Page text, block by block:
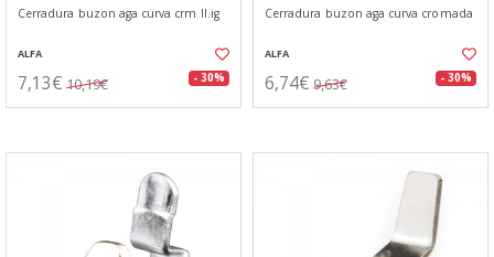
Cerradura buzon aga curva crm ll.ig
ALFA
7,13€ 10,19€ - 30%
Cerradura buzon aga curva cromada
ALFA
6,74€ 9,63€ - 30%